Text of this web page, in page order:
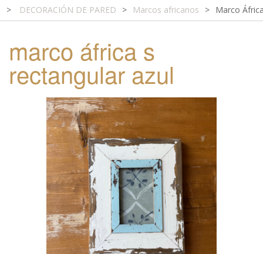
> DECORACIÓN DE PARED > Marcos africanos > Marco
marco áfrica s
rectangular azul